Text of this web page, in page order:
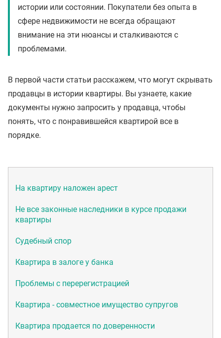
истории или состоянии. Покупатели без опыта в
сфере недвижимости не всегда обращают
внимание на эти нюансы и сталкиваются с
проблемами.
В первой части статьи расскажем, что могут скрывать
продавцы в истории квартиры. Вы узнаете, какие
документы нужно запросить у продавца, чтобы
понять, что с понравившейся квартирой все в
порядке.
На квартиру наложен арест
Не все законные наследники в курсе продажи
квартиры
Судебный спор
Квартира в залоге у банка
Проблемы с перерегистрацией
Квартира - совместное имущество супругов
Квартира продается по доверенности